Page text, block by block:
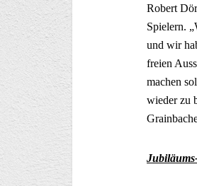
Robert
Spielern.
und wir
freien
machen
wieder zu